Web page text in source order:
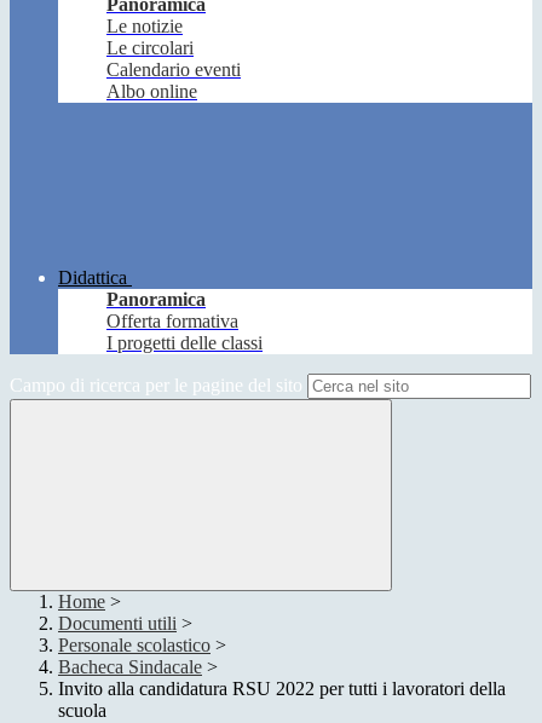
Panoramica
Le notizie
Le circolari
Calendario eventi
Albo online
Didattica
Panoramica
Offerta formativa
I progetti delle classi
Campo di ricerca per le pagine del sito
Home >
Documenti utili >
Personale scolastico >
Bacheca Sindacale >
Invito alla candidatura RSU 2022 per tutti i lavoratori della
scuola